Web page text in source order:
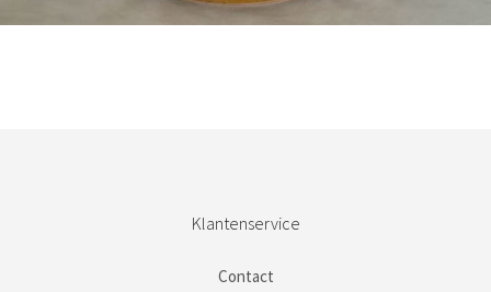
Klantenservice
Contact